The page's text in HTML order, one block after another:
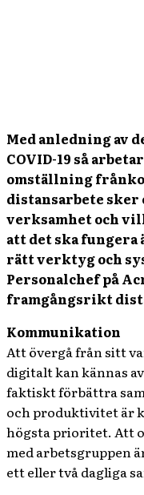
Med anledning av
COVID-19 så
omställning
distansarbete sker
verksamhet och
att det ska fungera
rätt verktyg och
Personalchef på
framgångsrikt
Kommunikation
Att övergå från sitt
digitalt kan kännas
faktiskt förbättra
och produktivitet är
högsta prioritet. Att
med arbetsgruppen
ett eller två dagliga